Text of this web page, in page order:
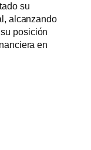
su
alcanzando
posición
en